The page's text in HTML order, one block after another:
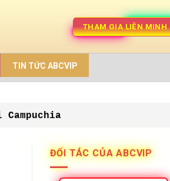
THAM GIA LIÊN MINH
TIN TỨC ABCVIP
Campuchia
ĐỐI TÁC CỦA ABCVIP